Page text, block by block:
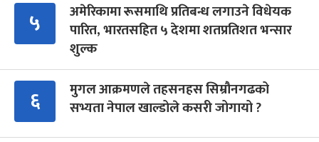
५
अमेरिकामा रूसमाथि प्रतिबन्ध लगाउने विधेयक
पारित, भारतसहित ५ देशमा शतप्रतिशत भन्सार
शुल्क
६
मुगल आक्रमणले तहसनहस सिम्रौनगढको
सभ्यता नेपाल खाल्डोले कसरी जोगायो ?